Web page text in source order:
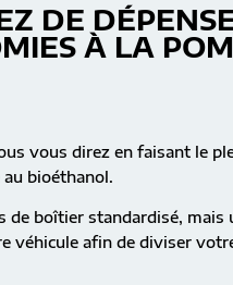
DE
À LA
vous direz en faisant le
bioéthanol.
de boîtier standardisé,
véhicule afin de diviser